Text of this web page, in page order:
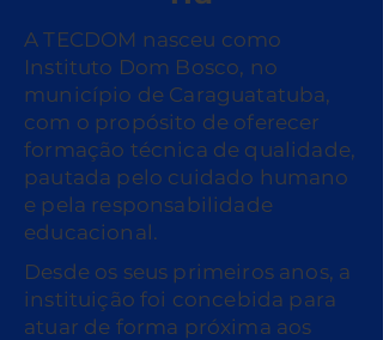
A TECDOM nasceu como
Instituto Dom Bosco, no
município de Caraguatatuba,
com o propósito de oferecer
formação técnica de qualidade,
pautada pelo cuidado humano
e pela responsabilidade
educacional.
Desde os seus primeiros anos, a
instituição foi concebida para
atuar de forma próxima aos